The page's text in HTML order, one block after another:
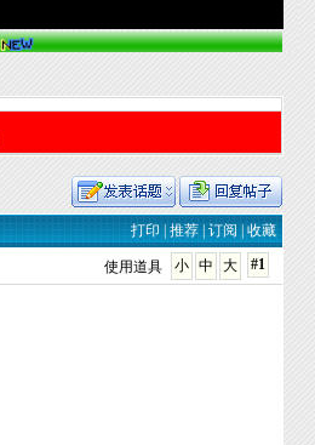
打印
推荐| 订阅 收藏
#1
大
中
小
使用道具